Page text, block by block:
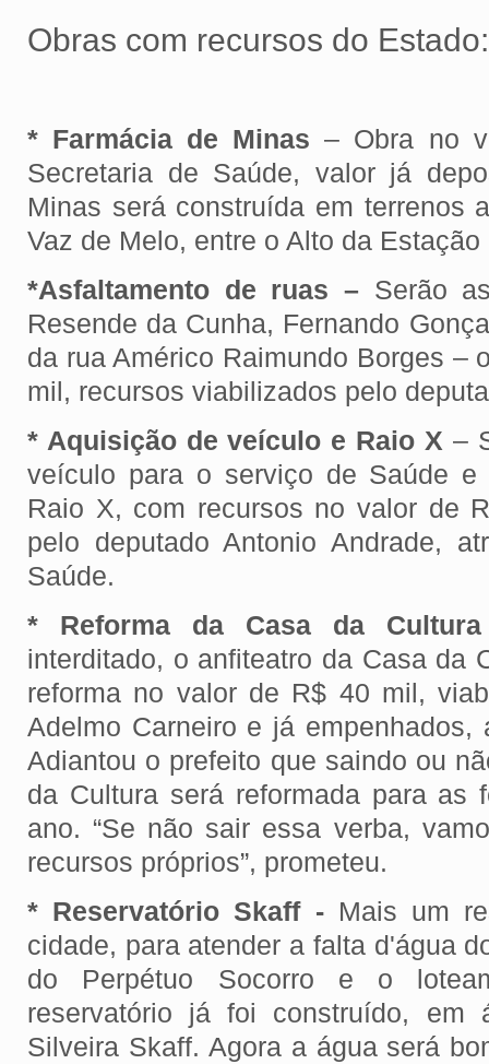
Obras com recursos do Estado:
* Farmácia de Minas– Obra no
Secretaria de Saúde, valor já
Minas será construída em terrenos
Vaz de Melo, entre o Alto da
*Asfaltamento de ruas –Serão
Resende da Cunha, Fernando
da rua Américo Raimundo Borges –
mil, recursos viabilizados pelo
* Aquisição de veículo e Raio X –
veículo para o serviço de Saúde
Raio X, com recursos no valor de
pelo deputado Antonio Andrade,
Saúde.
* Reforma da Casa da
interditado, o anfiteatro da Casa da
reforma no valor de R$ 40 mil,
Adelmo Carneiro e já empenhados,
Adiantou o prefeito que saindo ou
da Cultura será reformada para as
ano. “Se não sair essa verba,
recursos próprios”, prometeu.
* Reservatório Skaff -Mais um
cidade, para atender a falta d'água
do Perpétuo Socorro e o
reservatório já foi construído, em
Silveira Skaff. Agora a água será